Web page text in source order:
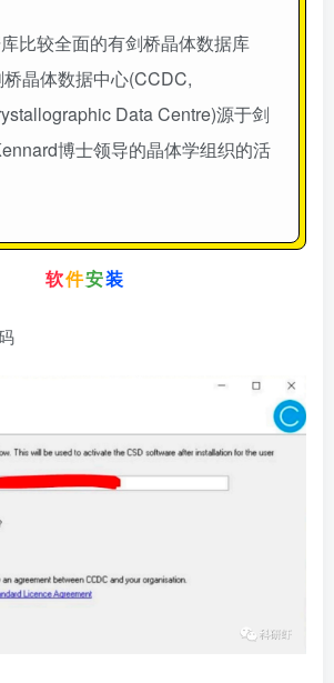
比较全面的有剑桥晶体数据库
桥晶体数据中心(CCDC,
Data Centre)源于剑
博士领导的晶体学组织的活
软件安装